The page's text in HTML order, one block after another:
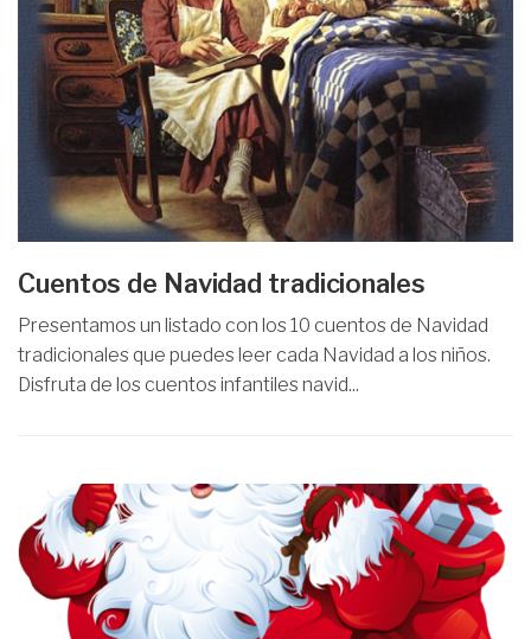
Cuentos de Navidad tradicionales
Presentamos un listado con los 10 cuentos de Navidad
tradicionales que puedes leer cada Navidad a los niños.
Disfruta de los cuentos infantiles navid...